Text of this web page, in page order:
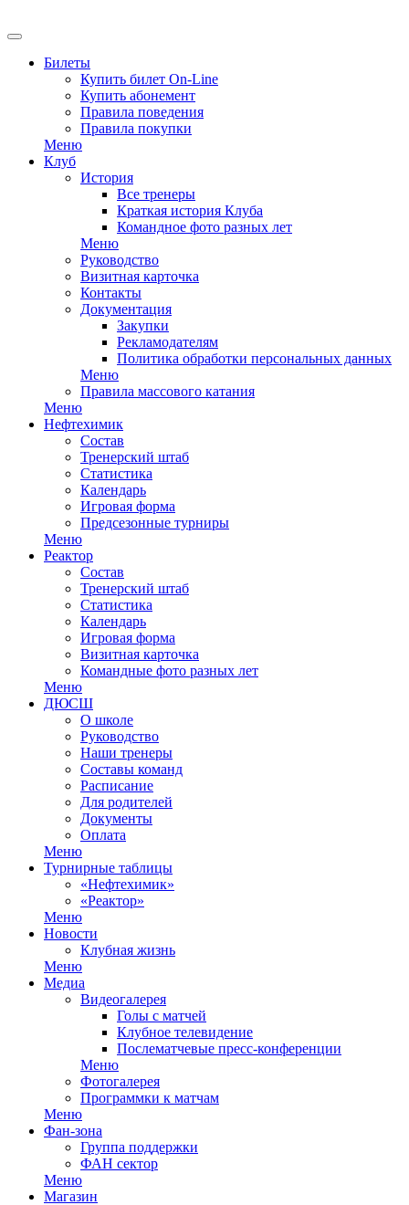
Билеты
Купить билет On-Line
Купить абонемент
Правила поведения
Правила покупки
Меню
Клуб
История
Все тренеры
Краткая история Клуба
Командное фото разных лет
Меню
Руководство
Визитная карточка
Контакты
Документация
Закупки
Рекламодателям
Политика обработки персональных данных
Меню
Правила массового катания
Меню
Нефтехимик
Состав
Тренерский штаб
Статистика
Календарь
Игровая форма
Предсезонные турниры
Меню
Реактор
Состав
Тренерский штаб
Статистика
Календарь
Игровая форма
Визитная карточка
Командные фото разных лет
Меню
ДЮСШ
О школе
Руководство
Наши тренеры
Составы команд
Расписание
Для родителей
Документы
Оплата
Меню
Турнирные таблицы
«Нефтехимик»
«Реактор»
Меню
Новости
Клубная жизнь
Меню
Медиа
Видеогалерея
Голы с матчей
Клубное телевидение
Послематчевые пресс-конференции
Меню
Фотогалерея
Программки к матчам
Меню
Фан-зона
Группа поддержки
ФАН сектор
Меню
Магазин